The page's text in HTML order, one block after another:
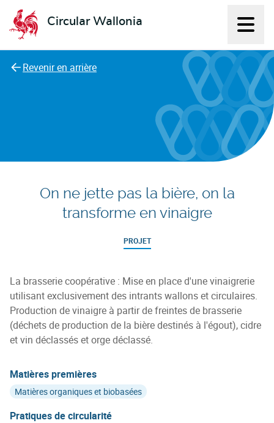
Circular Wallonia
L'économie circulaire
Revenir en arrière
On ne jette pas la bière, on la
transforme en vinaigre
PROJET
La brasserie coopérative : Mise en place d'une vinaigrerie
utilisant exclusivement des intrants wallons et circulaires.
Production de vinaigre à partir de freintes de brasserie
(déchets de production de la bière destinés à l'égout), cidre
et vin déclassés et orge déclassé.
Matières premières
Matières organiques et biobasées
Pratiques de circularité